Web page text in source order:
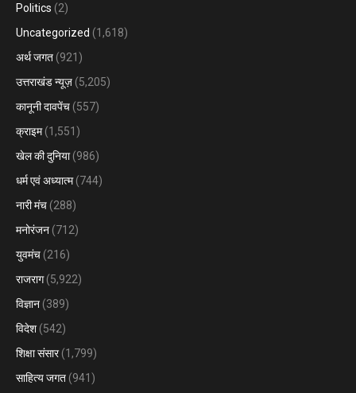
Politics (2)
Uncategorized (1,618)
अर्थ जगत (921)
उत्तराखंड न्यूज़ (5,205)
कानूनी दावपेंच (557)
क्राइम(1,551)
खेल की दुनिया(986)
धर्म एवं अध्यात्म(744)
नारी मंच (288)
मनोरंजन (712)
युवमंच (216)
राजराग(5,922)
विज्ञान (389)
विदेश (542)
शिक्षा संसार(1,799)
साहित्य जगत (941)